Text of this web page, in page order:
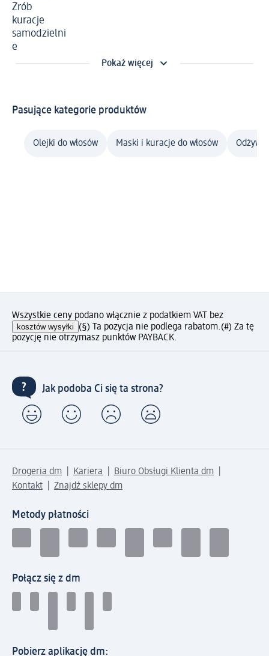
Zrób
kuracje
samodzielni
e
Pokaż więcej
Pasujące kategorie produktów
Olejki do włosów Maski i kuracje do włosów Odżywki
Wszystkie ceny podano włącznie z podatkiem VAT bez
kosztów wysyłki (§) Ta pozycja nie podlega rabatom.(#) Za tę
pozycję nie otrzymasz punktów PAYBACK.
Jak podoba Ci się ta strona?
Drogeria dm Kariera
Biuro Obsługi Klienta dm
Kontakt
Znajdź sklepy dm
Metody płatności
Połącz się z dm
Pobierz aplikację dm: